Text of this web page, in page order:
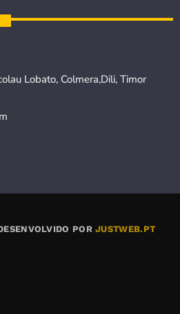
Lobato, Colmera,Dili, Timor
PORJUSTWEB.PT